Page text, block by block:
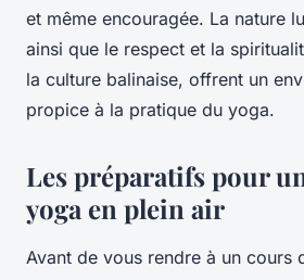
et même encouragée. La nature
ainsi que le respect et la
la culture balinaise, offrent un
propice à la pratique du yoga.
Les préparatifs pour
yoga en plein air
Avant de vous rendre à un cours